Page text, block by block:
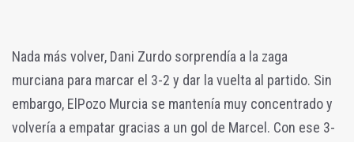
Nada más volver, Dani Zurdo sorprendía a la zaga
murciana para marcar el 3-2 y dar la vuelta al partido. Sin
embargo, ElPozo Murcia se mantenía muy concentrado y
volvería a empatar gracias a un gol de Marcel. Con ese 3-